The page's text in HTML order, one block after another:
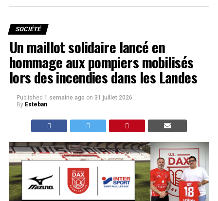
SOCIÉTÉ
Un maillot solidaire lancé en
hommage aux pompiers mobilisés
lors des incendies dans les Landes
Published 1 semaine ago on 31 juillet 2026
By Esteban